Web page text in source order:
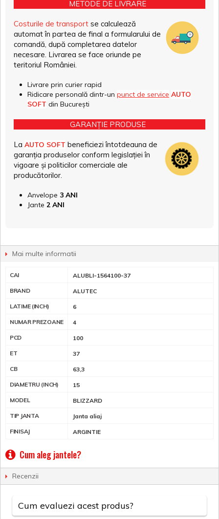
METODE DE LIVRARE
Costurile de transport se calculează
automat în partea de final a formularului de
comandă, după completarea datelor
necesare. Livrarea se face oriunde pe
teritoriul României.
Livrare prin curier rapid
Ridicare personală dintr-un punct de service AUTO
SOFT din București
GARANȚIE PRODUSE
La AUTO SOFT beneficiezi întotdeauna de
garanția produselor conform legislației în
vigoare și politicilor comerciale ale
producătorilor.
Anvelope 3 ANI
Jante 2 ANI
Mai multe informatii
CAI ALUBLI-1564100-37
BRAND ALUTEC
LATIME (INCH) 6
NUMAR PREZOANE 4
PCD 100
ET 37
CB 63,3
DIAMETRU (INCH) 15
MODEL BLIZZARD
TIP JANTA Janta aliaj
FINISAJ ARGINTIE
Cum aleg jantele?
Recenzii
Cum evaluezi acest produs?